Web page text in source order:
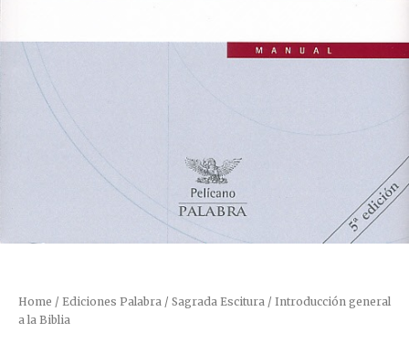
Home / Ediciones Palabra / Sagrada Escitura / Introducción general
a la Biblia